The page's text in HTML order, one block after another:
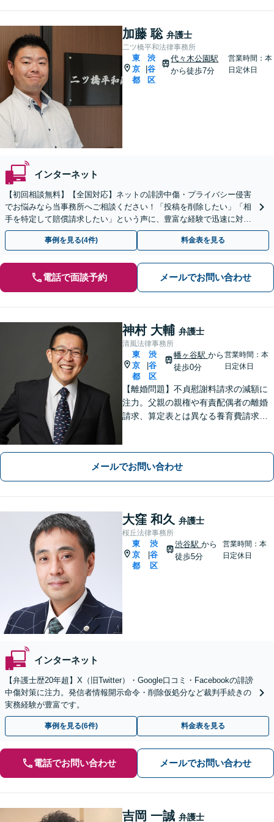
加藤 聡 弁護士
二ツ橋平和法律事務所
東
京
都
|
渋
谷
区
代々木公園駅
から徒歩7分
営業時間：本
日定休日
インターネット
【初回相談無料】【全国対応】ネットの誹謗中傷・プライバシー侵害
でお悩みなら当事務所へご相談ください！「投稿を削除したい」「相
手を特定して賠償請求したい」という声に、豊富な経験で迅速に対処
します【メール・電話相談可】【土日祝日対応可】
事例を見る(4件) 料金表を見る
電話で面談予約 メールでお問い合わせ
神村 大輔 弁護士
清風法律事務所
東
京
都
|
渋
谷
区
幡ヶ谷駅 から
徒歩0分
営業時間：本
日定休日
【離婚問題】不貞慰謝料請求の減額に
注力。父親の親権や有責配偶者の離婚
請求、算定表とは異なる養育費請求な
したい方、離婚したい外国人配偶者の
方にも対応。最後まで粘り強くサポー
トします。
メールでお問い合わせ
大窪 和久 弁護士
桜丘法律事務所
東
京
都
渋
谷
区
渋谷駅から
徒歩5分
営業時間：本
日定休日
インターネット
【弁護士歴20年超】X（旧Twitter）・Google口コミ・Facebookの誹謗
中傷対策に注力。発信者情報開示命令・削除仮処分など裁判手続きの
実務経験が豊富です。
事例を見る(6件) 料金表を見る
電話でお問い合わせ メールでお問い合わせ
吉岡 一誠 弁護士